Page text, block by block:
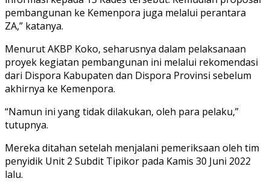
pembangunan ke Kemenpora juga melalui perantara
ZA,” katanya.
Menurut AKBP Koko, seharusnya dalam pelaksanaan
proyek kegiatan pembangunan ini melalui rekomendasi
dari Dispora Kabupaten dan Dispora Provinsi sebelum
akhirnya ke Kemenpora.
“Namun ini yang tidak dilakukan, oleh para pelaku,”
tutupnya.
Mereka ditahan setelah menjalani pemeriksaan oleh tim
penyidik Unit 2 Subdit Tipikor pada Kamis 30 Juni 2022
lalu.